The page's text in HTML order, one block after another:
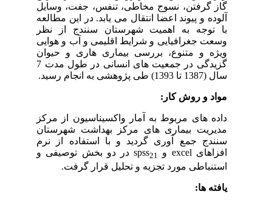
گاز گرفتن، نسوج مخاطی، تنفس، جفت، وسایل
آلوده و پیوند اعضا انتقال می یابد. در این مطالعه
با توجه به اهمیت شهرستان سنندج از نظر
وسعت جغرافیایی و شرایط اقلیمی و آب و هوایی
ویژه و متنوع، بررسی بیماری هاری و حیوان
گزیدگی در جمعیت های انسانی در طول مدت 7
مواد و روش کار:
داده های مربوط به آمار واکسیناسیون از مرکز
مدیریت بیماری های مرکز بهداشت شهرستان
سنندج جمع آوری گردید و با استفاده از نرم
excelو spss21
در دو بخش توصیفی و
استنباطی مورد تجزیه و تحلیل قرار گرفت.